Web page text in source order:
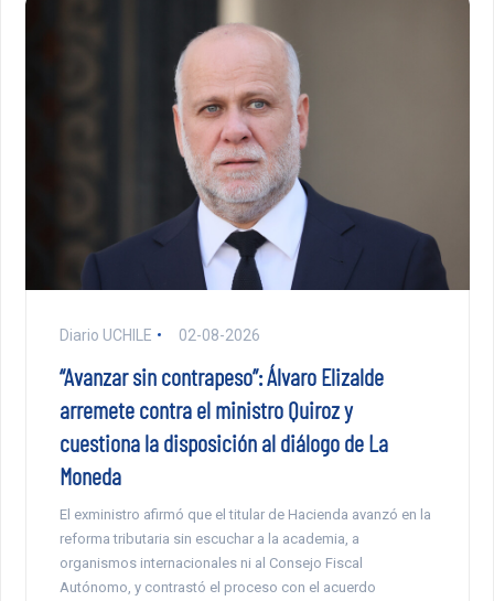
Diario UCHILE 02-08-2026
“Avanzar sin contrapeso”: Álvaro Elizalde
arremete contra el ministro Quiroz y
cuestiona la disposición al diálogo de La
Moneda
El exministro afirmó que el titular de Hacienda avanzó en la
reforma tributaria sin escuchar a la academia, a
organismos internacionales ni al Consejo Fiscal
Autónomo, y contrastó el proceso con el acuerdo